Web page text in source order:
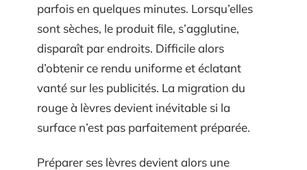
parfois en quelques minutes. Lorsqu’elles
sont sèches, le produit file, s’agglutine,
disparaît par endroits. Difficile alors
d’obtenir ce rendu uniforme et éclatant
vanté sur les publicités. La migration du
rouge à lèvres devient inévitable si la
surface n’est pas parfaitement préparée.
Préparer ses lèvres devient alors une